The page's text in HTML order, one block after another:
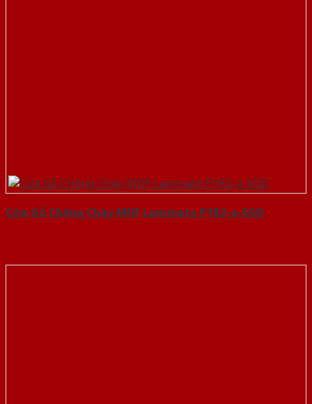
Cửa Gỗ Chống Cháy MDF Laminate P1R2-a-SGD